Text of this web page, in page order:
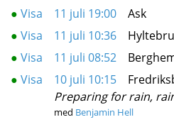
● Visa 11 juli 19:00 Ask
● Visa 11 juli 10:36
● Visa 11 juli 08:52
● Visa 10 juli 10:15
Preparing for rain,
med Benjamin Hell